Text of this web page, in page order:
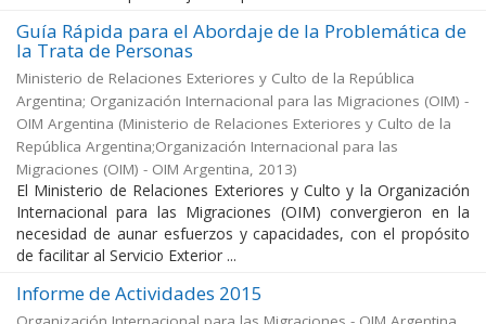
Guía Rápida para el Abordaje de la Problemática de
la Trata de Personas
Ministerio de Relaciones Exteriores y Culto de la República
Argentina; Organización Internacional para las Migraciones (OIM) -
OIM Argentina (Ministerio de Relaciones Exteriores y Culto de la
República Argentina;Organización Internacional para las
Migraciones (OIM) - OIM Argentina, 2013)
El Ministerio de Relaciones Exteriores y Culto y la Organización
Internacional para las Migraciones (OIM) convergieron en la
necesidad de aunar esfuerzos y capacidades, con el propósito
de facilitar al Servicio Exterior ...
Informe de Actividades 2015